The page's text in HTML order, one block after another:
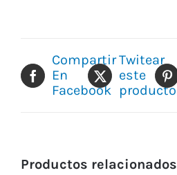
Compartir
En
Facebook
Twitear
este
producto
Productos relacionados